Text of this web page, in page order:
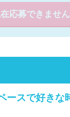
応募できません
ースで好きな